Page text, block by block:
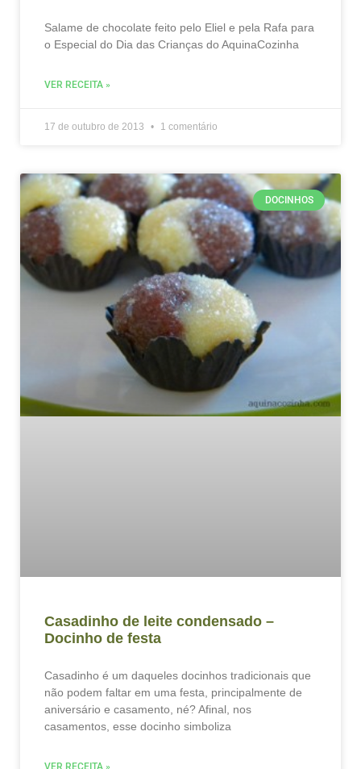
Salame de chocolate feito pelo Eliel e pela Rafa para
o Especial do Dia das Crianças do AquinaCozinha
VER RECEITA »
17 de outubro de 2013 1 comentário
DOCINHOS
Casadinho de leite condensado –
Docinho de festa
Casadinho é um daqueles docinhos tradicionais que
não podem faltar em uma festa, principalmente de
aniversário e casamento, né? Afinal, nos
casamentos, esse docinho simboliza